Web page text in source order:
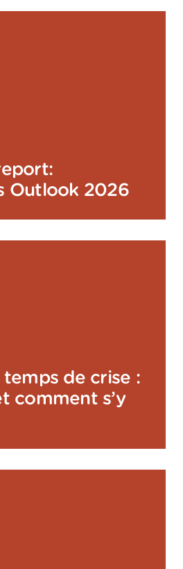
Outlook 2026
de crise :
comment s’y